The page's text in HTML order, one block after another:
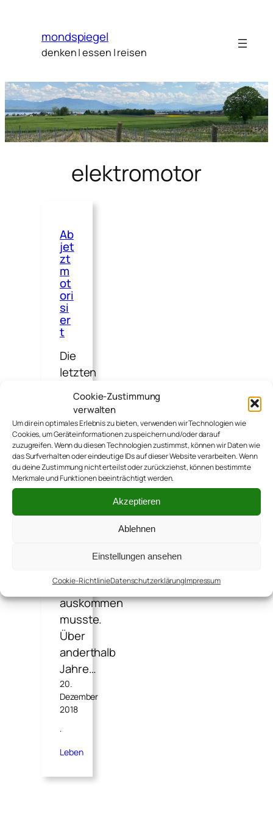
Cookie-Zustimmung
verwalten
Um dir ein optimales Erlebnis zu bieten, verwenden wir Technologien wie
Cookies, um Geräteinformationen zu speichern und/oder darauf
zuzugreifen. Wenn du diesen Technologien zustimmst, können wir Daten wie
das Surfverhalten oder eindeutige IDs auf dieser Website verarbeiten. Wenn
du deine Zustimmung nicht erteilst oder zurückziehst, können bestimmte
Merkmale und Funktionen beeinträchtigt werden.
Akzeptieren
Ablehnen
Einstellungen ansehen
Cookie-RichtlinieDatenschutzerklärungImpressum
springen
mondspiegel
denken | essen | reisen
elektromotor
Ab
jet
zt
m
ot
ori
si
er
t
Die
letzten
waren
ganz
schön
anstrengend
für
Kai,
er
vorübergehend
Rad
auskommen
musste.
Über
anderthalb
Jahre…
20.
Dezember
2018
·
Leben